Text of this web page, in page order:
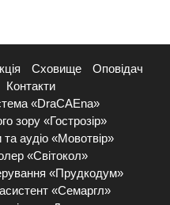
Сховище
Оповідач
Контакти
«DraCAEna»
зору «Гострозір»
аудіо «Мовотвір»
«Світокол»
«Прудкодум»
«Семаргл»